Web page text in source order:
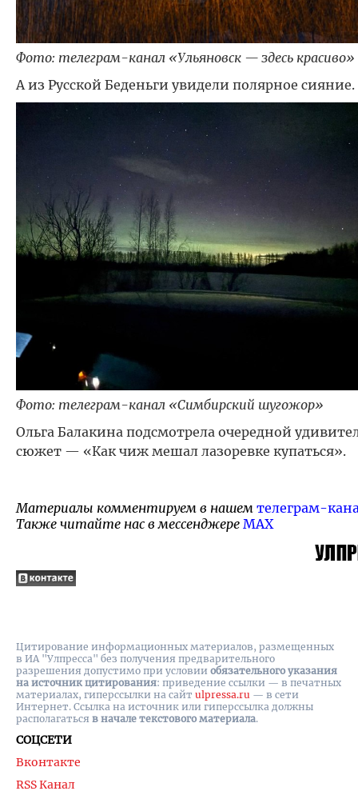
Фото: телеграм-канал «Ульяновск — здесь красиво»
А из Русской Беденьги увидели полярное сияние.
Фото: телеграм-канал «Симбирский шугожор»
Ольга Балакина подсмотрела очередной
сюжет — «Как чиж мешал лазоревке купаться».
Материалы комментируем в нашем телеграм-
Также читайте нас в мессенджере MAX
СОЦСЕТИ
Вконтакте
RSS Канал
Цитирование информационных материалов, размещенных
в ИА "Улпресса" без получения предварительного
разрешения допустимо при условии обязательного указания
на источник цитирования: приведение ссылки — в печатных
материалах, гиперссылки на cайт ulpressa.ru — в сети
Интернет. Ссылка на источник или гиперссылка должны
располагаться в начале текстового материала.